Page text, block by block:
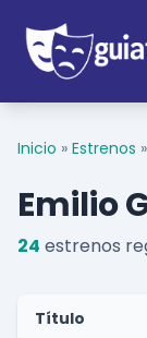
Inicio » Estrenos »
Emilio
24 estrenos
Título